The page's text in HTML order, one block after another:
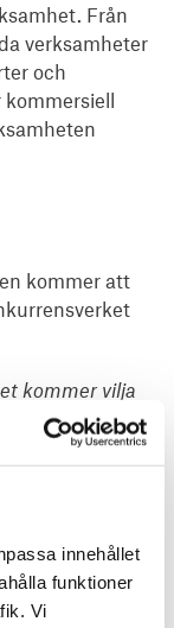
innehållet
funktioner
Vi
Från
verksamheter
och
kommer att
kommer vilja
hur LOS
Patricny
där
marknad.